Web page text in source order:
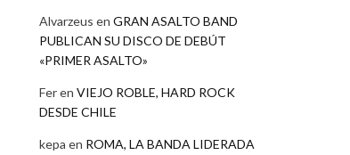
Alvarzeus en GRAN ASALTO BAND
PUBLICAN SU DISCO DE DEBÚT
«PRIMER ASALTO»
Feren VIEJO ROBLE, HARD ROCK
DESDE CHILE
kepa en ROMA, LA BANDA LIDERADA